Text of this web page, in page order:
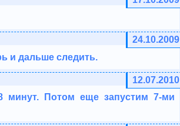
24.10.2009
и дальше следить.
12.07.2010
минут. Потом еще запустим 7-ми